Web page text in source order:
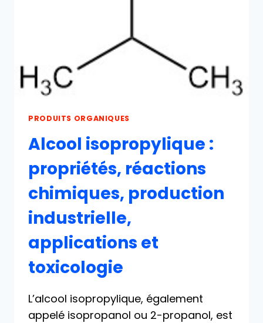
PRODUITS ORGANIQUES
Alcool isopropylique :
propriétés, réactions
chimiques, production
industrielle,
applications et
toxicologie
L’alcool isopropylique, également
appelé isopropanol ou 2-propanol, est